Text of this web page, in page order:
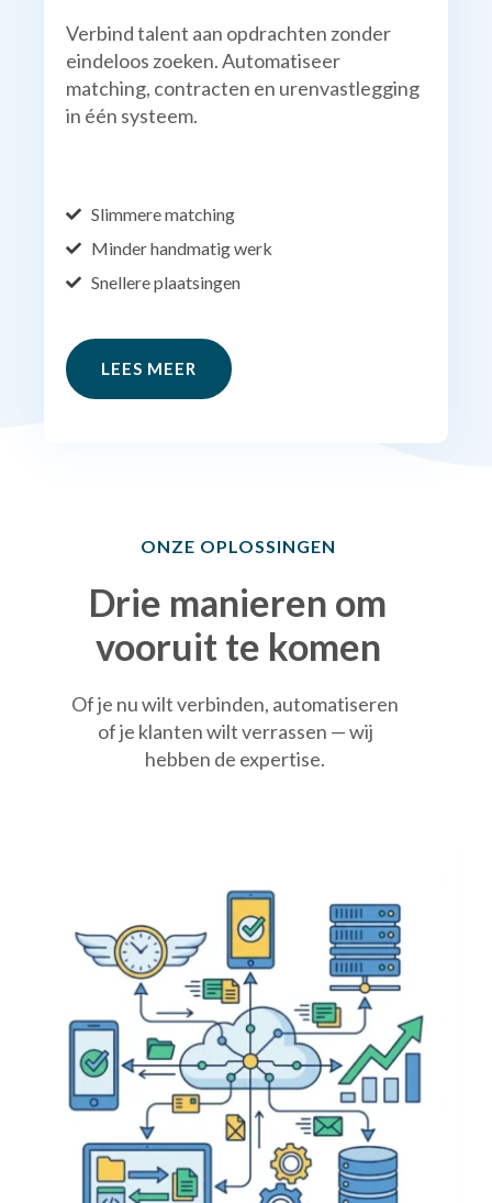
Verbind talent aan opdrachten zonder
eindeloos zoeken. Automatiseer
matching, contracten en urenvastlegging
in één systeem.
Slimmere matching
Minder handmatig werk
Snellere plaatsingen
LEES MEER
ONZE OPLOSSINGEN
Drie manieren om
vooruit te komen
Of je nu wilt verbinden, automatiseren
of je klanten wilt verrassen — wij
hebben de expertise.